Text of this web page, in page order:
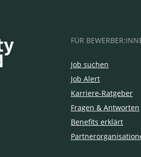
FÜR
Job suchen
Job Alert
Karriere-Ratgeber
Fragen & Antworten
Benefits erklärt